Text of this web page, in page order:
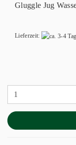
Gluggle Jug
Lieferzeit: